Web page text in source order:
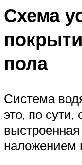
Схема
пола
Система
это, по сути,
наложением